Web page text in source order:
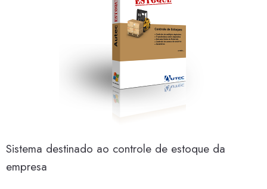
Sistema destinado ao controle de estoque da
empresa